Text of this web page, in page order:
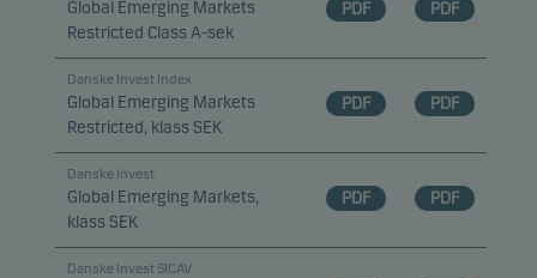
Global Emerging Markets
Restricted Class A-sek
PDF PDF
Danske Invest Index
Global Emerging Markets
Restricted, klass SEK
PDF PDF
Danske Invest
Global Emerging Markets,
klass SEK
PDF PDF
Danske Invest SICAV